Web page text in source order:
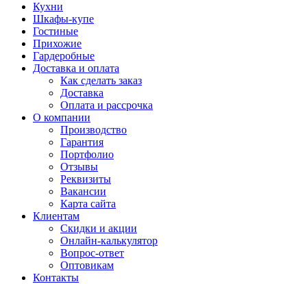
Кухни
Шкафы-купе
Гостиные
Прихожие
Гардеробные
Доставка и оплата
Как сделать заказ
Доставка
Оплата и рассрочка
О компании
Производство
Гарантия
Портфолио
Отзывы
Реквизиты
Вакансии
Карта сайта
Клиентам
Скидки и акции
Онлайн-калькулятор
Вопрос-ответ
Оптовикам
Контакты